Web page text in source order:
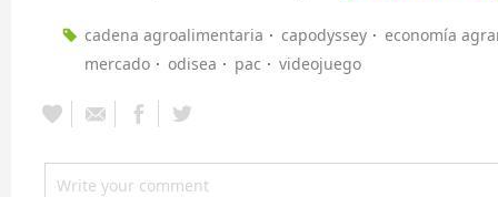
cadena agroalimentaria capodyssey
economía
mercado
odisea pac videojuego